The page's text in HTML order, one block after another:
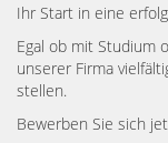
Ihr Start in eine
Egal ob mit Studium
unserer Firma
stellen.
Bewerben Sie sich